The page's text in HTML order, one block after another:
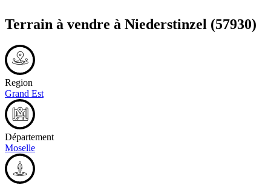
Terrain à vendre à Niederstinzel (57930)
Region
Grand Est
Département
Moselle